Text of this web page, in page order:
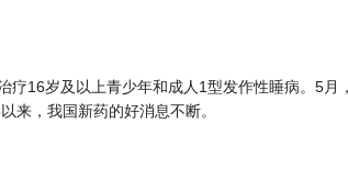
疗16岁及以上青少年和成人1型发作性睡病。5月
，我国新药的好消息不断。